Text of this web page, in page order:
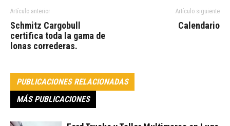
Artículo anterior
Schmitz Cargobull
certifica toda la gama de
lonas correderas.
Artículo siguiente
Calendario
PUBLICACIONES RELACIONADAS
MÁS PUBLICACIONES